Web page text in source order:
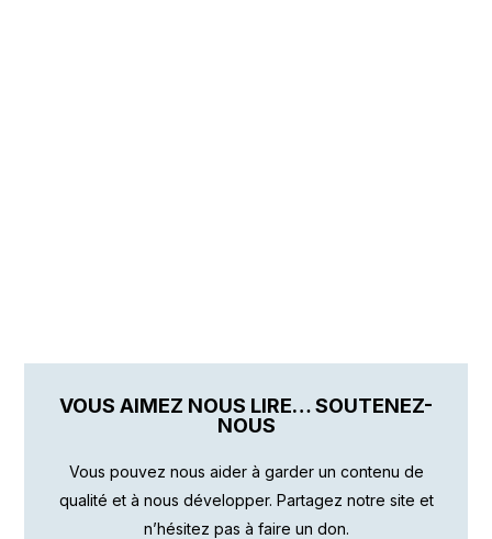
VOUS AIMEZ NOUS LIRE… SOUTENEZ-
NOUS
Vous pouvez nous aider à garder un contenu de
qualité et à nous développer. Partagez notre site et
n’hésitez pas à faire un don.